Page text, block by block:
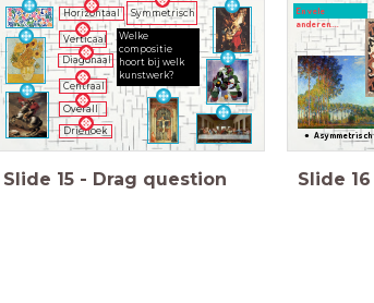
Welke
compositie
hoort bij welk
kunstwerk?
Horizontaal
Verticaal
Diagonaal
Centraal
Overall
Driehoek
Symmetrisch
Slide 15 - Drag question
En vele
anderen....
Asymmetrisch
Slide 16